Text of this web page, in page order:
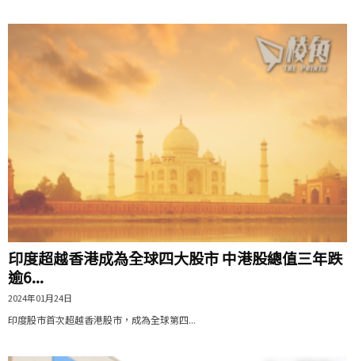
印度超越香港成為全球四大股市 中港股總值三年跌
逾6...
2024年01月24日
印度股市首次超越香港股市，成為全球第四...